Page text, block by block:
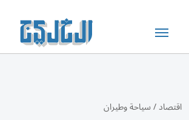
اقتصاد/سياحة وطيران